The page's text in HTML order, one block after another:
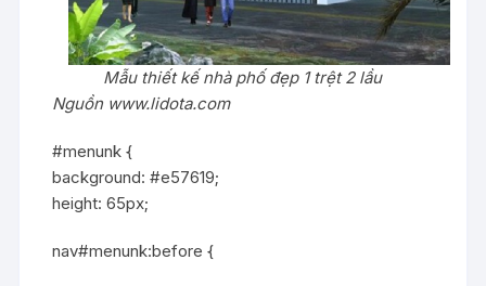
Mẫu thiết kế nhà phố đẹp 1 trệt 2 lầu
Nguồn www.lidota.com
#menunk {
background: #e57619;
height: 65px;
nav#menunk:before {